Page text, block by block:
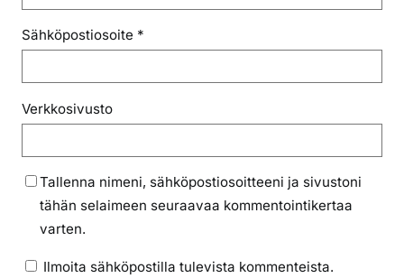
Sähköpostiosoite *
Verkkosivusto
Tallenna nimeni, sähköpostiosoitteeni ja sivustoni
tähän selaimeen seuraavaa kommentointikertaa
varten.
Ilmoita sähköpostilla tulevista kommenteista.